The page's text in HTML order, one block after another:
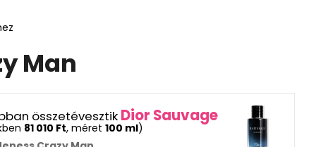
Man
összetévesztik Dior Sauvage
81 010 Ft, méret 100 ml)